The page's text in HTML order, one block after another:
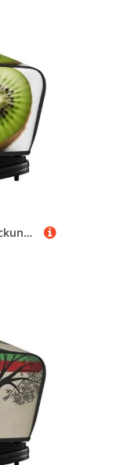
2 Scheiben Toaster-Abdeckung mit Taschen und Griff oben, kleine Brotbackmaschinen-Abdeckungen, grüne Kiwi, Küche, kleine Geräte, waschbar, universelle Ofenabdeckungen